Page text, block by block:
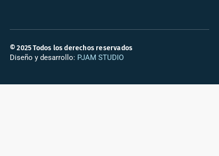
© 2025 Todos los derechos reservados
Diseño y desarrollo: PJAM STUDIO